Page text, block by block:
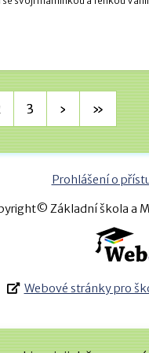
3 › »
Prohlášení o
Základní škola a
Webové stránky pro